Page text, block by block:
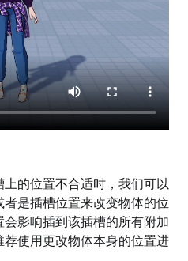
的位置不合适时，我们可以
是插槽位置来改变物体的位
影响插到该插槽的所有附加
使用更改物体本身的位置进